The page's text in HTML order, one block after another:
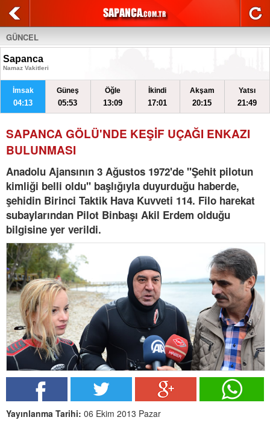
GÜNCEL
Sapanca
Namaz Vakitleri
İmsak
04:13
Güneş
05:53
Öğle
13:09
İkindi
17:01
Akşam
20:15
Yatsı
21:49
SAPANCA GÖLÜ'NDE KEŞİF UÇAĞI ENKAZI
BULUNMASI
Anadolu Ajansının 3 Ağustos 1972'de "Şehit pilotun
kimliği belli oldu" başlığıyla duyurduğu haberde,
şehidin Birinci Taktik Hava Kuvveti 114. Filo harekat
subaylarından Pilot Binbaşı Akil Erdem olduğu
bilgisine yer verildi.
Yayınlanma Tarihi: 06 Ekim 2013 Pazar